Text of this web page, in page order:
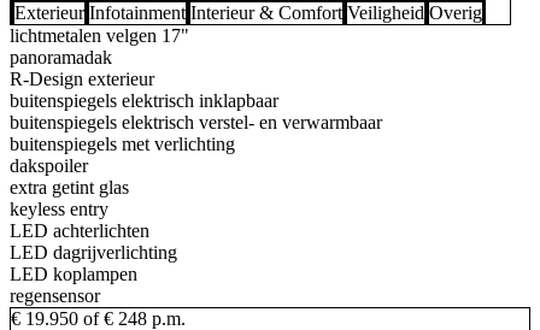
Exterieur Infotainment Interieur & Comfort Veiligheid Overig
lichtmetalen velgen 17"
panoramadak
R-Design exterieur
buitenspiegels elektrisch inklapbaar
buitenspiegels elektrisch verstel- en verwarmbaar
buitenspiegels met verlichting
dakspoiler
extra getint glas
keyless entry
LED achterlichten
LED dagrijverlichting
LED koplampen
regensensor
€ 19.950 of € 248 p.m.